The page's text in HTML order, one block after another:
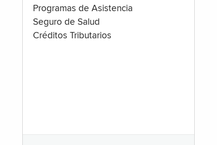
Programas de Asistencia
Seguro de Salud
Créditos Tributarios